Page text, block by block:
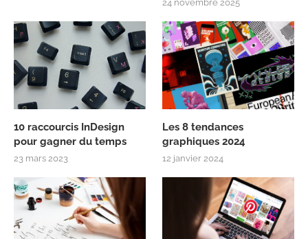
24 novembre 2025
10 raccourcis InDesign
pour gagner du temps
23 mars 2023
Les 8 tendances
graphiques 2024
12 janvier 2024